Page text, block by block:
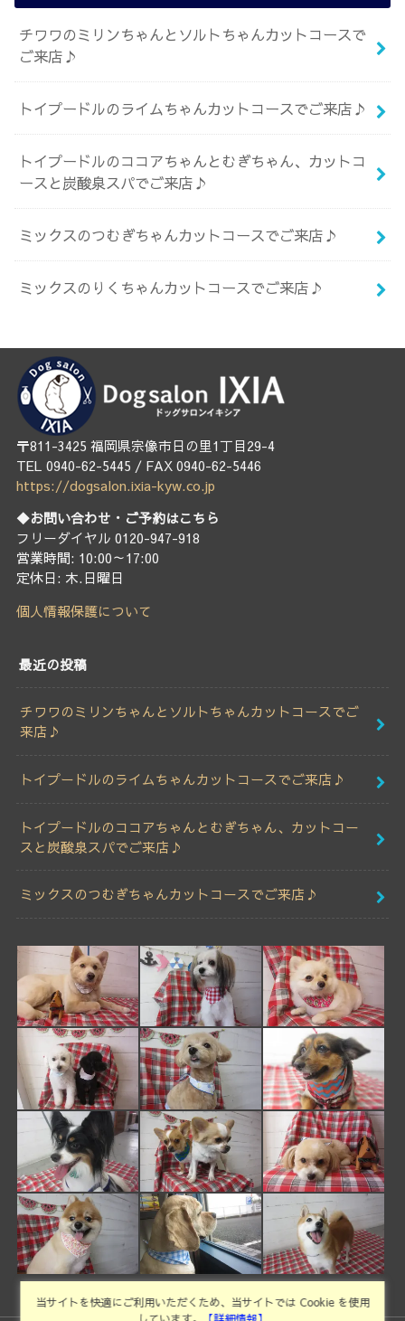
チワワのミリンちゃんとソルトちゃんカットコースで
ご来店♪
トイプードルのライムちゃんカットコースでご来店♪
トイプードルのココアちゃんとむぎちゃん、カットコ
ースと炭酸泉スパでご来店♪
ミックスのつむぎちゃんカットコースでご来店♪
ミックスのりくちゃんカットコースでご来店♪
〒811-3425 福岡県宗像市日の里1丁目29-4
TEL 0940-62-5445 / FAX 0940-62-5446
https://dogsalon.ixia-kyw.co.jp
◆お問い合わせ・ご予約はこちら
フリーダイヤル 0120-947-918
営業時間: 10:00～17:00
定休日: 木.日曜日
個人情報保護について
最近の投稿
チワワのミリンちゃんとソルトちゃんカットコースでご
来店♪
トイプードルのライムちゃんカットコースでご来店♪
トイプードルのココアちゃんとむぎちゃん、カットコー
スと炭酸泉スパでご来店♪
ミックスのつむぎちゃんカットコースでご来店♪
当サイトを快適にご利用いただくため、当サイトでは Cookie を使用